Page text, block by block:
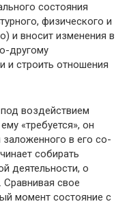
состояния
физического и
и вносит изменения в
другому
и строить отношения
воздействием
«требуется», он
заложенного в его со­
собирать
деятельности, о
Сравнивая свое
момент состояние с